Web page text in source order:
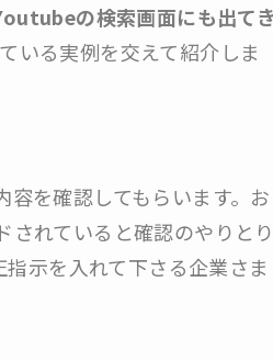
の検索画面にも出て
いる実例を交えて紹介しま
を確認してもらいます。お
されていると確認のやりと
示を入れて下さる企業さま